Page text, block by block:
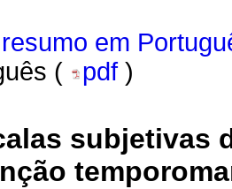
resumo em
(
pdf )
subjetivas